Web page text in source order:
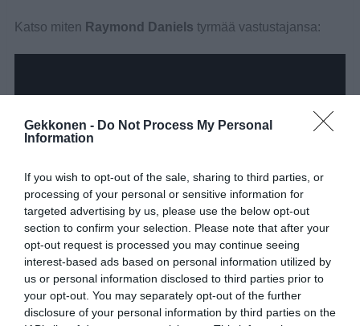
Gekkonen - Do Not Process My Personal
Information
If you wish to opt-out of the sale, sharing to third parties, or
processing of your personal or sensitive information for
targeted advertising by us, please use the below opt-out
section to confirm your selection. Please note that after your
opt-out request is processed you may continue seeing
interest-based ads based on personal information utilized by
us or personal information disclosed to third parties prior to
your opt-out. You may separately opt-out of the further
disclosure of your personal information by third parties on the
Katso miten Raymond Daniels tyrmää vastustajansa: